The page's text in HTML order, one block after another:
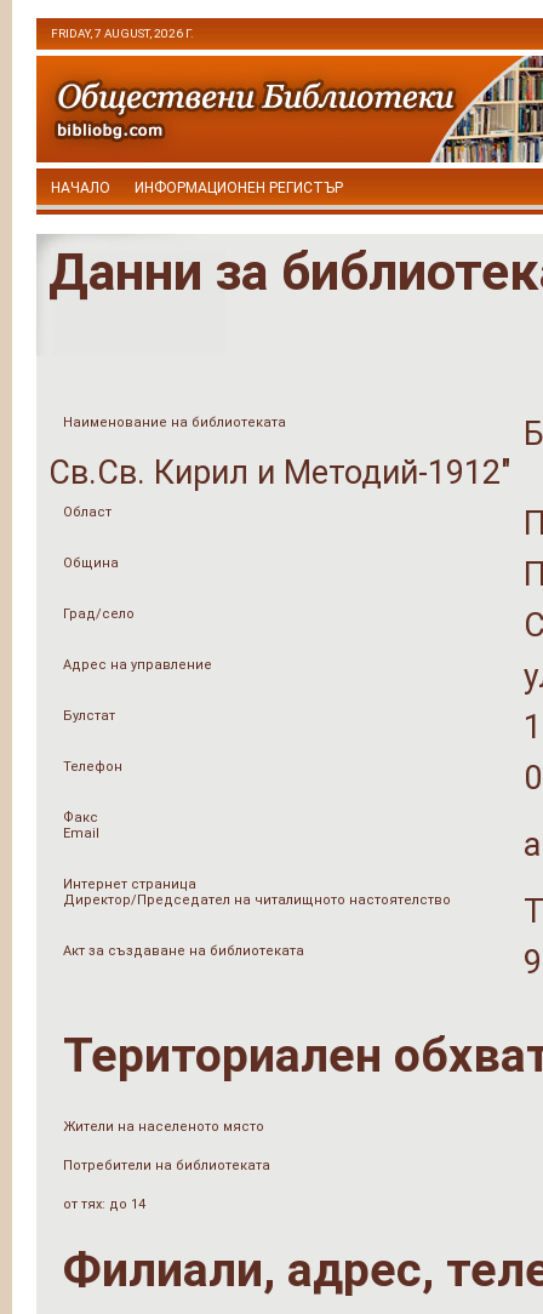
FRIDAY, 7 AUGUST, 2026 Г.
НАЧАЛО ИНФОРМАЦИОНЕН РЕГИСТЪР
Данни за
Наименование на библиотеката
Св.Св. Кирил и Методий-1912"
Област
Община
Град/село
Адрес на управление
Булстат
Телефон
Факс
Email
Интернет страница
Директор/Председател на читалищното настоятелство
Акт за създаване на библиотеката
Териториален
Жители на населеното място
Потребители на библиотеката
от тях: до 14
Филиали, адрес,